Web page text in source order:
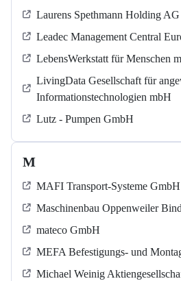
Laurens Spethmann Holding
Leadec Management Central
LebensWerkstatt für Menschen
LivingData Gesellschaft für
Informationstechnologien mbH
Lutz - Pumpen GmbH
M
MAFI Transport-Systeme GmbH
Maschinenbau Oppenweiler
mateco GmbH
MEFA Befestigungs- und
Michael Weinig